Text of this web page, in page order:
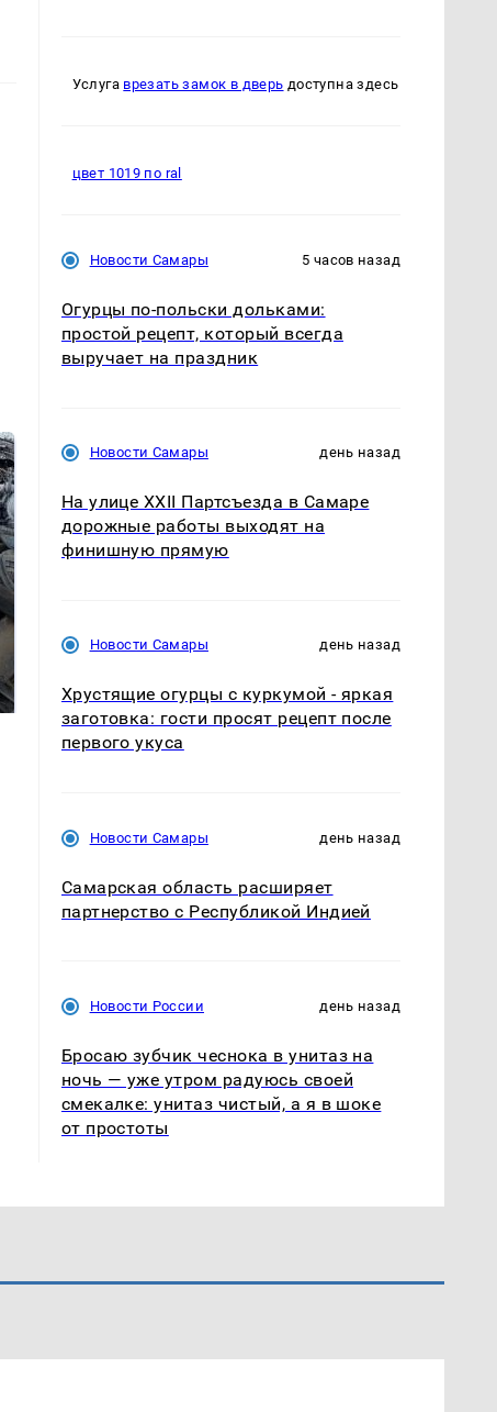
Не ешьте эту
магазина: список
В ОАЭ произошло
криптомиллионера
Услуга врезать замок в дверь доступна здесь
цвет 1019 по ral
Новости Самары 5 часов назад
Огурцы по‑польски дольками:
простой рецепт, который всегда
выручает на праздник
Новости Самары день назад
На улице XXII Партсъезда в Самаре
дорожные работы выходят на
финишную прямую
Новости Самары день назад
Хрустящие огурцы с куркумой - яркая
заготовка: гости просят рецепт после
первого укуса
Новости Самары день назад
Самарская область расширяет
партнерство с Республикой Индией
Новости России день назад
Бросаю зубчик чеснока в унитаз на
ночь — уже утром радуюсь своей
смекалке: унитаз чистый, а я в шоке
от простоты